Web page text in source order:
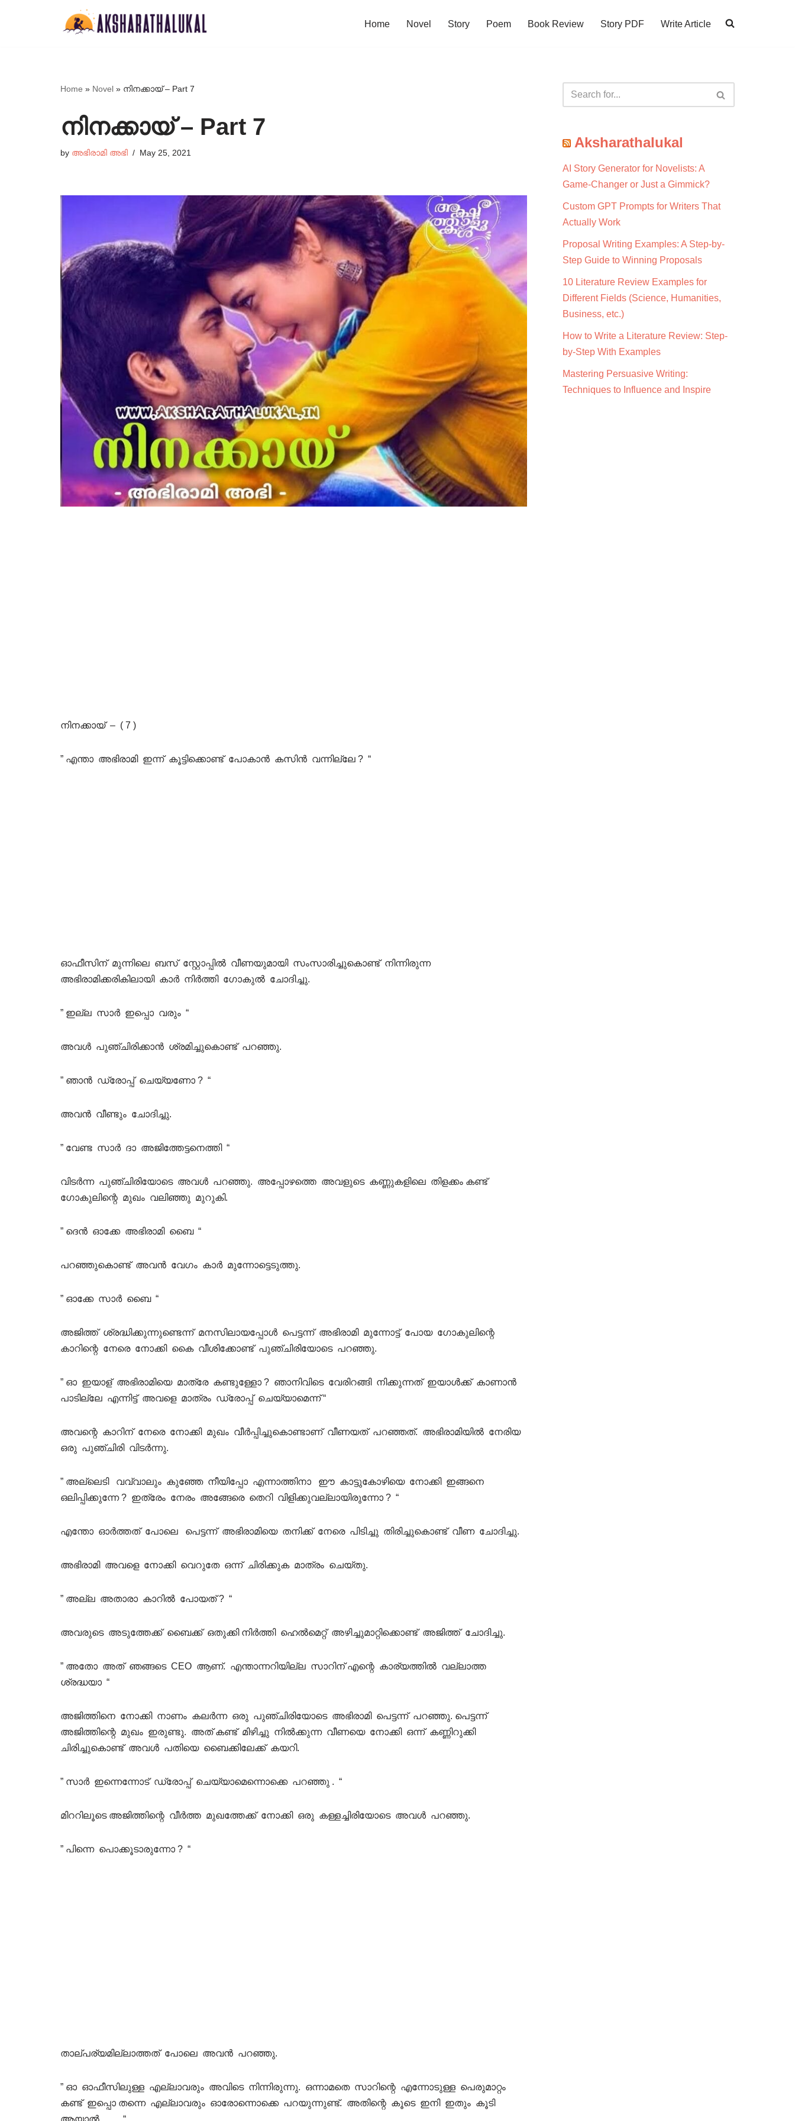
Home Novel Story Poem Book Review Story PDF Write Article
Home » Novel » നിനക്കായ്‌ – Part 7
നിനക്കായ്‌ – Part 7
by അഭിരാമി അഭി May 25, 2021
നിനക്കായ്‌ – ( 7 )
” എന്താ അഭിരാമി ഇന്ന് കൂട്ടിക്കൊണ്ട് പോകാൻ കസിൻ വന്നില്ലേ ? “
ഓഫീസിന് മുന്നിലെ ബസ് സ്റ്റോപ്പിൽ വീണയുമായി സംസാരിച്ചുകൊണ്ട് നിന്നിരുന്ന
അഭിരാമിക്കരികിലായി കാർ നിർത്തി ഗോകുൽ ചോദിച്ചു.
” ഇല്ല സാർ ഇപ്പൊ വരും “
അവൾ പുഞ്ചിരിക്കാൻ ശ്രമിച്ചുകൊണ്ട് പറഞ്ഞു.
” ഞാൻ ഡ്രോപ്പ് ചെയ്യണോ ? “
അവൻ വീണ്ടും ചോദിച്ചു.
” വേണ്ട സാർ ദാ അജിത്തേട്ടനെത്തി “
വിടർന്ന പുഞ്ചിരിയോടെ അവൾ പറഞ്ഞു. അപ്പോഴത്തെ അവളുടെ കണ്ണുകളിലെ തിളക്കം കണ്ട്
ഗോകുലിന്റെ മുഖം വലിഞ്ഞു മുറുകി.
” ദെൻ ഓക്കേ അഭിരാമി ബൈ “
പറഞ്ഞുകൊണ്ട് അവൻ വേഗം കാർ മുന്നോട്ടെടുത്തു.
” ഓക്കേ സാർ ബൈ “
അജിത്ത് ശ്രദ്ധിക്കുന്നുണ്ടെന്ന് മനസിലായപ്പോൾ പെട്ടന്ന് അഭിരാമി മുന്നോട്ട് പോയ ഗോകുലിന്റെ
കാറിന്റെ നേരെ നോക്കി കൈ വീശിക്കോണ്ട് പുഞ്ചിരിയോടെ പറഞ്ഞു.
” ഓ ഇയാള് അഭിരാമിയെ മാത്രേ കണ്ടുള്ളോ ? ഞാനിവിടെ വേരിറങ്ങി നിക്കുന്നത് ഇയാൾക്ക് കാണാൻ
പാടില്ലേ എന്നിട്ട് അവളെ മാത്രം ഡ്രോപ്പ് ചെയ്യാമെന്ന് “
അവന്റെ കാറിന് നേരെ നോക്കി മുഖം വീർപ്പിച്ചുകൊണ്ടാണ് വീണയത് പറഞ്ഞത്. അഭിരാമിയിൽ നേരിയ
ഒരു പുഞ്ചിരി വിടർന്നു.
” അല്ലെടി വവ്വാലും കുഞ്ഞേ നീയിപ്പോ എന്നാത്തിനാ ഈ കാട്ടുകോഴിയെ നോക്കി ഇങ്ങനെ
ഒലിപ്പിക്കുന്നേ ? ഇത്രേം നേരം അങ്ങേരെ തെറി വിളിക്കുവല്ലായിരുന്നോ ? “
എന്തോ ഓർത്തത് പോലെ പെട്ടന്ന് അഭിരാമിയെ തനിക്ക് നേരെ പിടിച്ചു തിരിച്ചുകൊണ്ട് വീണ ചോദിച്ചു.
അഭിരാമി അവളെ നോക്കി വെറുതേ ഒന്ന് ചിരിക്കുക മാത്രം ചെയ്തു.
” അല്ല അതാരാ കാറിൽ പോയത് ? “
അവരുടെ അടുത്തേക്ക് ബൈക്ക് ഒതുക്കി നിർത്തി ഹെൽമെറ്റ്‌ അഴിച്ചുമാറ്റിക്കൊണ്ട് അജിത്ത് ചോദിച്ചു.
” അതോ അത് ഞങ്ങടെ CEO ആണ്. എന്താന്നറിയില്ല സാറിന് എന്റെ കാര്യത്തിൽ വല്ലാത്ത
ശ്രദ്ധയാ “
അജിത്തിനെ നോക്കി നാണം കലർന്ന ഒരു പുഞ്ചിരിയോടെ അഭിരാമി പെട്ടന്ന് പറഞ്ഞു. പെട്ടന്ന്
അജിത്തിന്റെ മുഖം ഇരുണ്ടു. അത് കണ്ട് മിഴിച്ചു നിൽക്കുന്ന വീണയെ നോക്കി ഒന്ന് കണ്ണിറുക്കി
ചിരിച്ചുകൊണ്ട് അവൾ പതിയെ ബൈക്കിലേക്ക് കയറി.
” സാർ ഇന്നെന്നോട് ഡ്രോപ്പ് ചെയ്യാമെന്നൊക്കെ പറഞ്ഞു . “
മിററിലൂടെ അജിത്തിന്റെ വീർത്ത മുഖത്തേക്ക് നോക്കി ഒരു കള്ളച്ചിരിയോടെ അവൾ പറഞ്ഞു.
” പിന്നെ പൊക്കൂടാരുന്നോ ? “
താല്പര്യമില്ലാത്തത് പോലെ അവൻ പറഞ്ഞു.
” ഓ ഓഫീസിലുള്ള എല്ലാവരും അവിടെ നിന്നിരുന്നു. ഒന്നാമതെ സാറിന്റെ എന്നോടുള്ള പെരുമാറ്റം
കണ്ട് ഇപ്പൊ തന്നെ എല്ലാവരും ഓരോന്നൊക്കെ പറയുന്നുണ്ട്. അതിന്റെ കൂടെ ഇനി ഇതും കൂടി
Aksharathalukal
AI Story Generator for Novelists: A
Game-Changer or Just a Gimmick?
Custom GPT Prompts for Writers That
Actually Work
Proposal Writing Examples: A Step-by-
Step Guide to Winning Proposals
10 Literature Review Examples for
Different Fields (Science, Humanities,
Business, etc.)
How to Write a Literature Review: Step-
by-Step With Examples
Mastering Persuasive Writing:
Techniques to Influence and Inspire